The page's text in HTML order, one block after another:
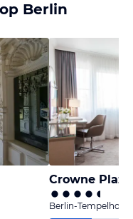
Berlin
Berlin-Tempelhof-